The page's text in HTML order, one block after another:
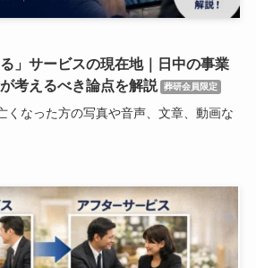
」サービスの現在地｜日中の事業
考えるべき論点を解説
葬研会員限定
くなった方の写真や音声、文章、動画な